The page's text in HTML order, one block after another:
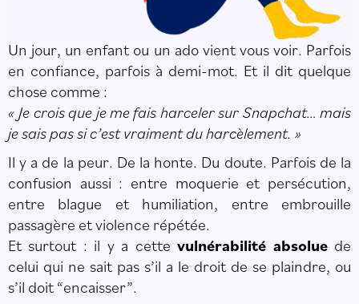
Un jour, un enfant ou un ado vient vous voir. Parfois
en confiance, parfois à demi-mot. Et il dit quelque
chose comme :
« Je crois que je me fais harceler sur Snapchat… mais
je sais pas si c’est vraiment du harcèlement. »
Il y a de la peur. De la honte. Du doute. Parfois de la
confusion aussi : entre moquerie et persécution,
entre blague et humiliation, entre embrouille
passagère et violence répétée.
Et surtout : il y a cettevulnérabilité absoluede
celui qui ne sait pas s’il a le droit de se plaindre, ou
s’il doit “encaisser”.